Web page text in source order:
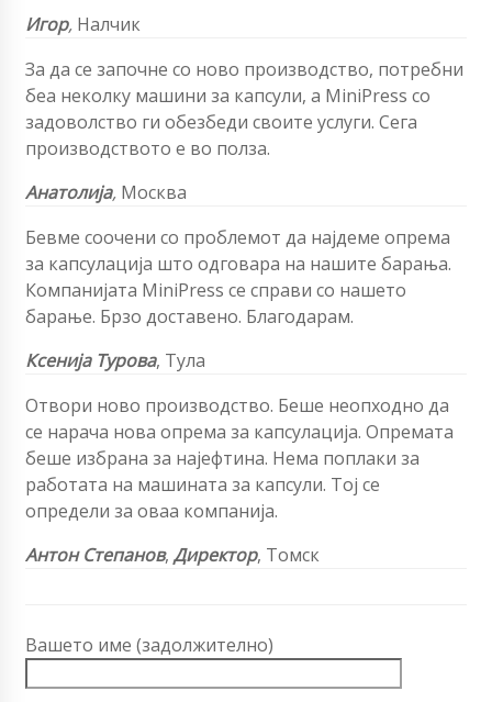
Игор, Налчик
За да се започне со ново производство, потребни
беа неколку машини за капсули, а MiniPress со
задоволство ги обезбеди своите услуги. Сега
производството е во полза.
Анатолија, Москва
Бевме соочени со проблемот да најдеме опрема
за капсулација што одговара на нашите барања.
Компанијата MiniPress се справи со нашето
барање. Брзо доставено. Благодарам.
Ксенија Турова, Тула
Отвори ново производство. Беше неопходно да
се нарача нова опрема за капсулација. Опремата
беше избрана за најефтина. Нема поплаки за
работата на машината за капсули. Тој се
определи за оваа компанија.
Антон Степанов, Директор, Томск
Вашето име (задолжително)